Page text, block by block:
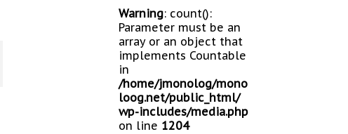
Warning: count():
Parameter must be an
array or an object that
implements Countable
in
/home/jmonolog/mono
loog.net/public_html/
wp-includes/media.php
on line 1204